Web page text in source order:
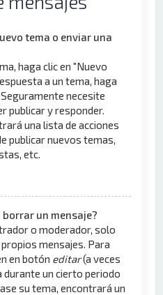
tema o enviar una
haga clic en "Nuevo
a un tema, haga
necesite
publicar y responder.
una lista de acciones
publicar nuevos temas,
etc.
borrar un mensaje?
o moderador, solo
mensajes. Para
en botón editar(a veces
un cierto periodo
su tema, encontrará un